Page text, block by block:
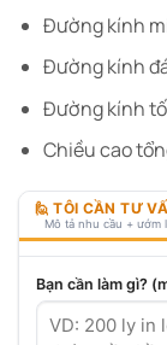
Đường kính
Đường kính
Đường kính
Chiều cao
🙋 TÔI CẦN TƯ
Mô tả nhu cầu + ướm
Bạn cần làm gì?